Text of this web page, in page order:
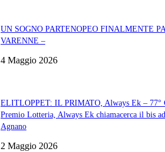
UN SOGNO PARTENOPEO FINALMENTE
VARENNE –
4 Maggio 2026
ELITLOPPET: IL PRIMATO, Always Ek – 77°
Premio Lotteria, Always Ek chiamacerca il bis ad
Agnano
2 Maggio 2026